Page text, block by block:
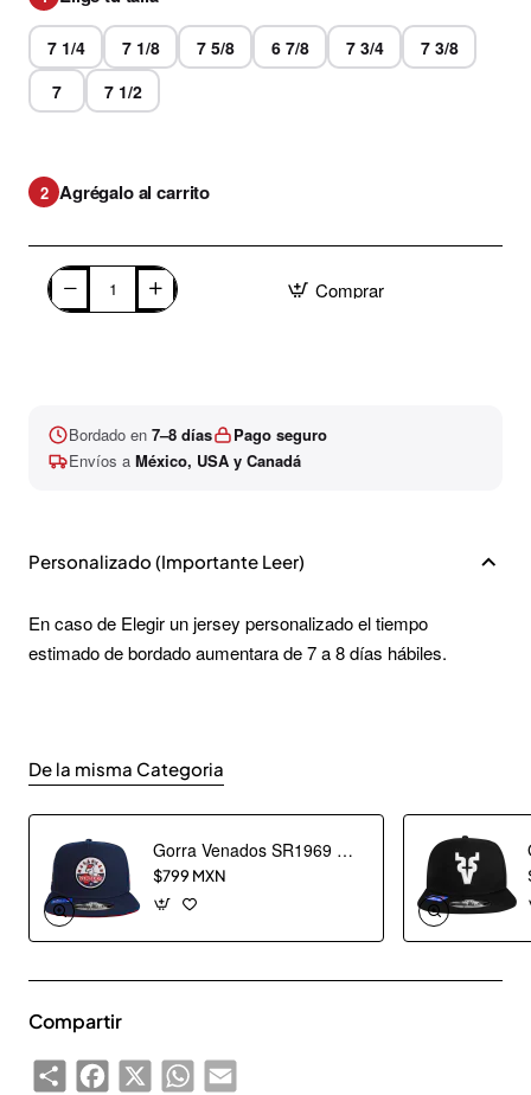
7 1/4 7 1/8 7 5/8 6 7/8 7 3/4
7 3/8
7
7 1/2
2 Agrégalo al carrito
Comprar
Bordado en 7–8 días
Pago seguro
Envíos a México, USA y Canadá
Personalizado (Importante Leer)
En caso de Elegir un jersey personalizado el tiempo
estimado de bordado aumentara de 7 a 8 días hábiles.
De la misma Categoria
Gorra Venados SR1969 Marino Escudo
$799 MXN
Compartir
ShareFacebook
X WhatsAppEmail